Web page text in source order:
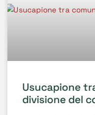
Usucapione
divisione del